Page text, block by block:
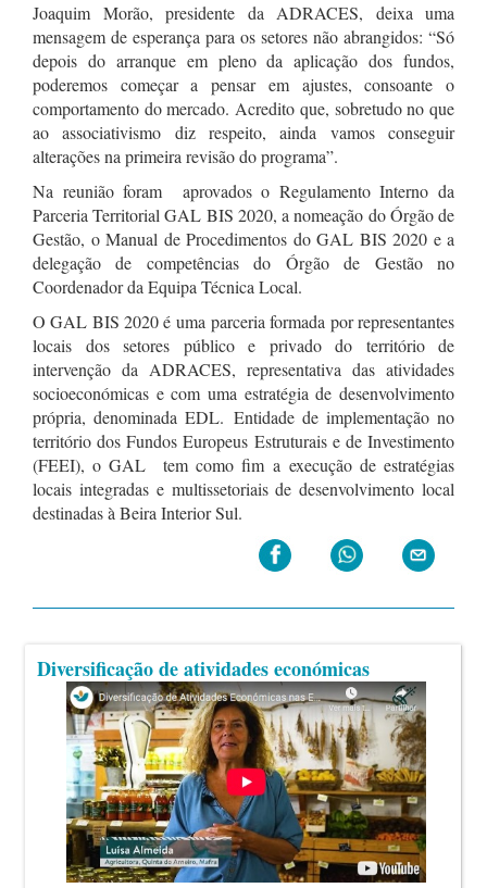
Joaquim Morão, presidente da ADRACES, deixa uma
mensagem de esperança para os setores não abrangidos: “Só
depois do arranque em pleno da aplicação dos fundos,
poderemos começar a pensar em ajustes, consoante o
comportamento do mercado. Acredito que, sobretudo no que
ao associativismo diz respeito, ainda vamos conseguir
alterações na primeira revisão do programa”.
Na reunião foram aprovados o Regulamento Interno da
Parceria Territorial GAL BIS 2020, a nomeação do Órgão de
Gestão, o Manual de Procedimentos do GAL BIS 2020 e a
delegação de competências do Órgão de Gestão no
Coordenador da Equipa Técnica Local.
O GAL BIS 2020 é uma parceria formada por representantes
locais dos setores público e privado do território de
intervenção da ADRACES, representativa das atividades
socioeconómicas e com uma estratégia de desenvolvimento
própria, denominada EDL. Entidade de implementação no
território dos Fundos Europeus Estruturais e de Investimento
(FEEI), o GAL tem como fim a execução de estratégias
locais integradas e multissetoriais de desenvolvimento local
destinadas à Beira Interior Sul.
Diversificação de atividades económicas